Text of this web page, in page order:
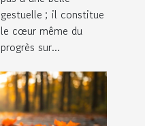
golf ?
gestuelle ; il constitue
le cœur même du
progrès sur...